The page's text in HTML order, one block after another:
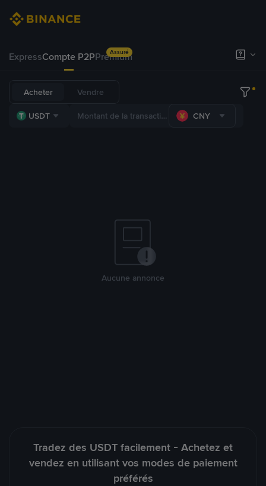
ExpressCompte P2PPremium
Assuré
Acheter Vendre
USDT CNY
Aucune annonce
Tradez des USDT facilement - Achetez et
vendez en utilisant vos modes de paiement
préférés